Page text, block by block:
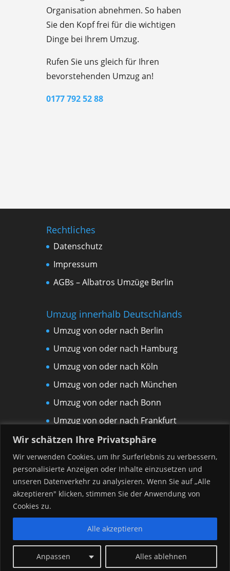
Wir schätzen Ihre Privatsphäre
Wir verwenden Cookies, um Ihr Surferlebnis zu verbessern,
personalisierte Anzeigen oder Inhalte einzusetzen und
unseren Datenverkehr zu analysieren. Wenn Sie auf „Alle
akzeptieren" klicken, stimmen Sie der Anwendung von
Cookies zu.
Anpassen Alles ablehnen
Alle akzeptieren
Organisation abnehmen. So haben
Sie den Kopf frei für die wichtigen
Dinge bei Ihrem Umzug.
Rufen Sie uns gleich für Ihren
bevorstehenden Umzug an!
0177 792 52 88
Rechtliches
Datenschutz
Impressum
AGBs – Albatros Umzüge Berlin
Umzug innerhalb Deutschlands
Umzug von oder nach Berlin
Umzug von oder nach Hamburg
Umzug von oder nach Köln
Umzug von oder nach München
Umzug von oder nach Bonn
Umzug von oder nach Frankfurt
am Main
Umzug von oder nach Leipzig
Umzug von oder nach Rostock
Umzug von oder nach Düsseldorf